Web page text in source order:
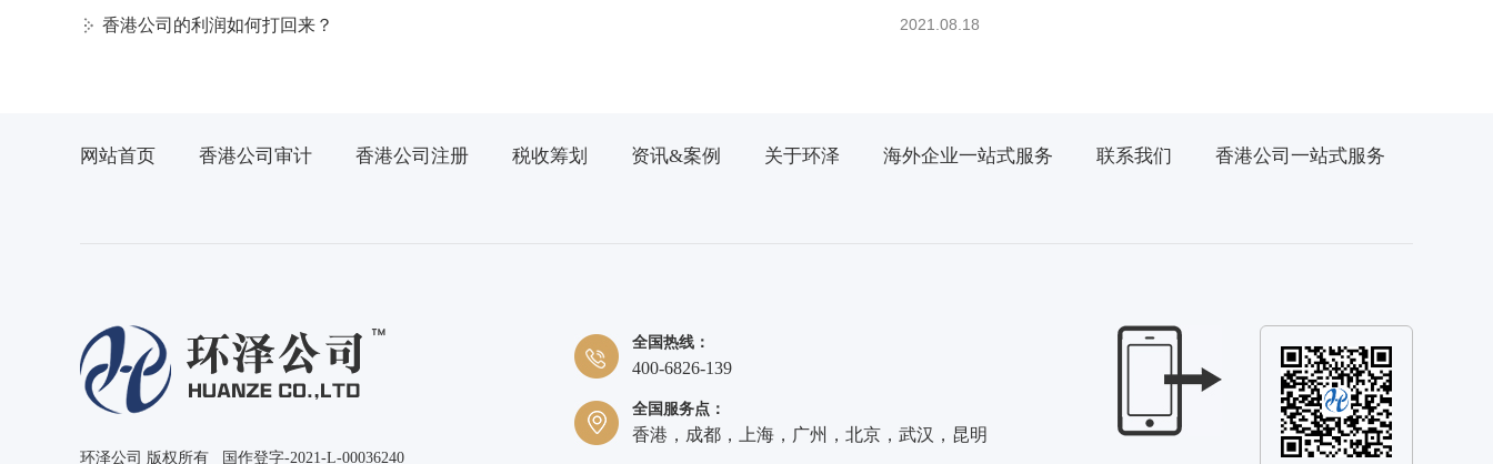
香港公司的利润如何打回来？ 2021.08.18
网站首页 香港公司审计 香港公司注册 税收筹划 资讯&案例 关于环泽 海外企业一站式服务 联系我们 香港公司一站式服务
环泽公司 版权所有 国作登字-2021-L-00036240
全国热线：
400-6826-139
全国服务点：
香港，成都，上海，广州，北京，武汉，昆明